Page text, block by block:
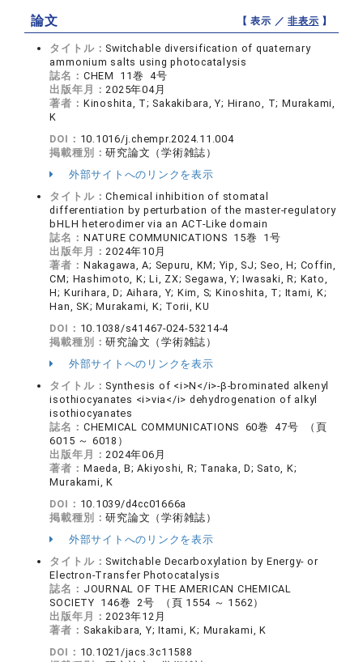
論文 【 表示 ／非表示 】
タイトル： Switchable diversification of quaternary
ammonium salts using photocatalysis
誌名： CHEM 11巻 4号
出版年月： 2025年04月
著者： Kinoshita, T; Sakakibara, Y; Hirano, T; Murakami,
K
DOI： 10.1016/j.chempr.2024.11.004
掲載種別：研究論文（学術雑誌）
外部サイトへのリンクを表示
タイトル：Chemical inhibition of stomatal
differentiation by perturbation of the master-regulatory
bHLH heterodimer via an ACT-Like domain
誌名： NATURE COMMUNICATIONS 15巻 1号
出版年月： 2024年10月
著者： Nakagawa, A; Sepuru, KM; Yip, SJ; Seo, H; Coffin,
CM; Hashimoto, K; Li, ZX; Segawa, Y; Iwasaki, R; Kato,
H; Kurihara, D; Aihara, Y; Kim, S; Kinoshita, T; Itami, K;
Han, SK; Murakami, K; Torii, KU
DOI： 10.1038/s41467-024-53214-4
掲載種別：研究論文（学術雑誌）
外部サイトへのリンクを表示
タイトル： Synthesis of <i>N</i>-β-brominated alkenyl
isothiocyanates <i>via</i> dehydrogenation of alkyl
isothiocyanates
誌名： CHEMICAL COMMUNICATIONS 60巻 47号 （頁
6015 ～ 6018）
出版年月： 2024年06月
著者： Maeda, B; Akiyoshi, R; Tanaka, D; Sato, K;
Murakami, K
DOI： 10.1039/d4cc01666a
掲載種別：研究論文（学術雑誌）
外部サイトへのリンクを表示
タイトル： Switchable Decarboxylation by Energy- or
Electron-Transfer Photocatalysis
誌名： JOURNAL OF THE AMERICAN CHEMICAL
SOCIETY 146巻 2号 （頁 1554 ～ 1562）
出版年月： 2023年12月
著者： Sakakibara, Y; Itami, K; Murakami, K
DOI： 10.1021/jacs.3c11588